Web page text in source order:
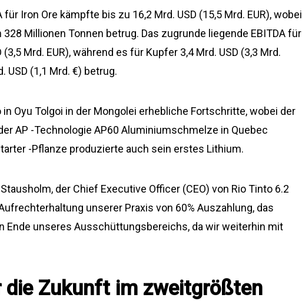
Iron Ore kämpfte bis zu 16,2 Mrd. USD (15,5 Mrd. EUR), wobei
328 Millionen Tonnen betrug. Das zugrunde liegende EBITDA für
Mrd. EUR), während es für Kupfer 3,4 Mrd. USD (3,3 Mrd.
USD (1,1 Mrd. €) betrug.
Oyu Tolgoi in der Mongolei erhebliche Fortschritte, wobei der
AP -Technologie AP60 Aluminiumschmelze in Quebec
-Pflanze produzierte auch sein erstes Lithium.
der Chief Executive Officer (CEO) von Rio Tinto 6.2
unserer Praxis von 60% Auszahlung, das
Ende unseres Ausschüttungsbereichs, da wir weiterhin mit
Zukunft im zweitgrößten